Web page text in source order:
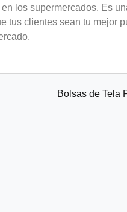
los supermercados. Es
tus clientes sean tu mejor